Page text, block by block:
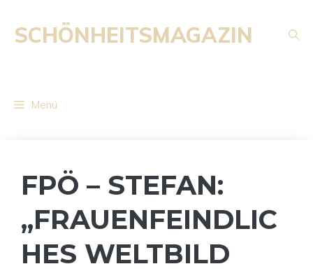
Inhalt
springen
SCHÖNHEITSMAGAZIN
Menü
FPÖ – STEFAN:
„FRAUENFEINDLIC
HES WELTBILD